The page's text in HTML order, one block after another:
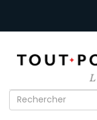
Formulaire